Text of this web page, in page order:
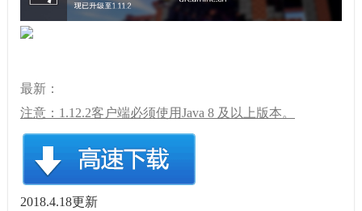
最新：
注意：1.12.2客户端必须使用Java 8 及以上版本。
2018.4.18更新